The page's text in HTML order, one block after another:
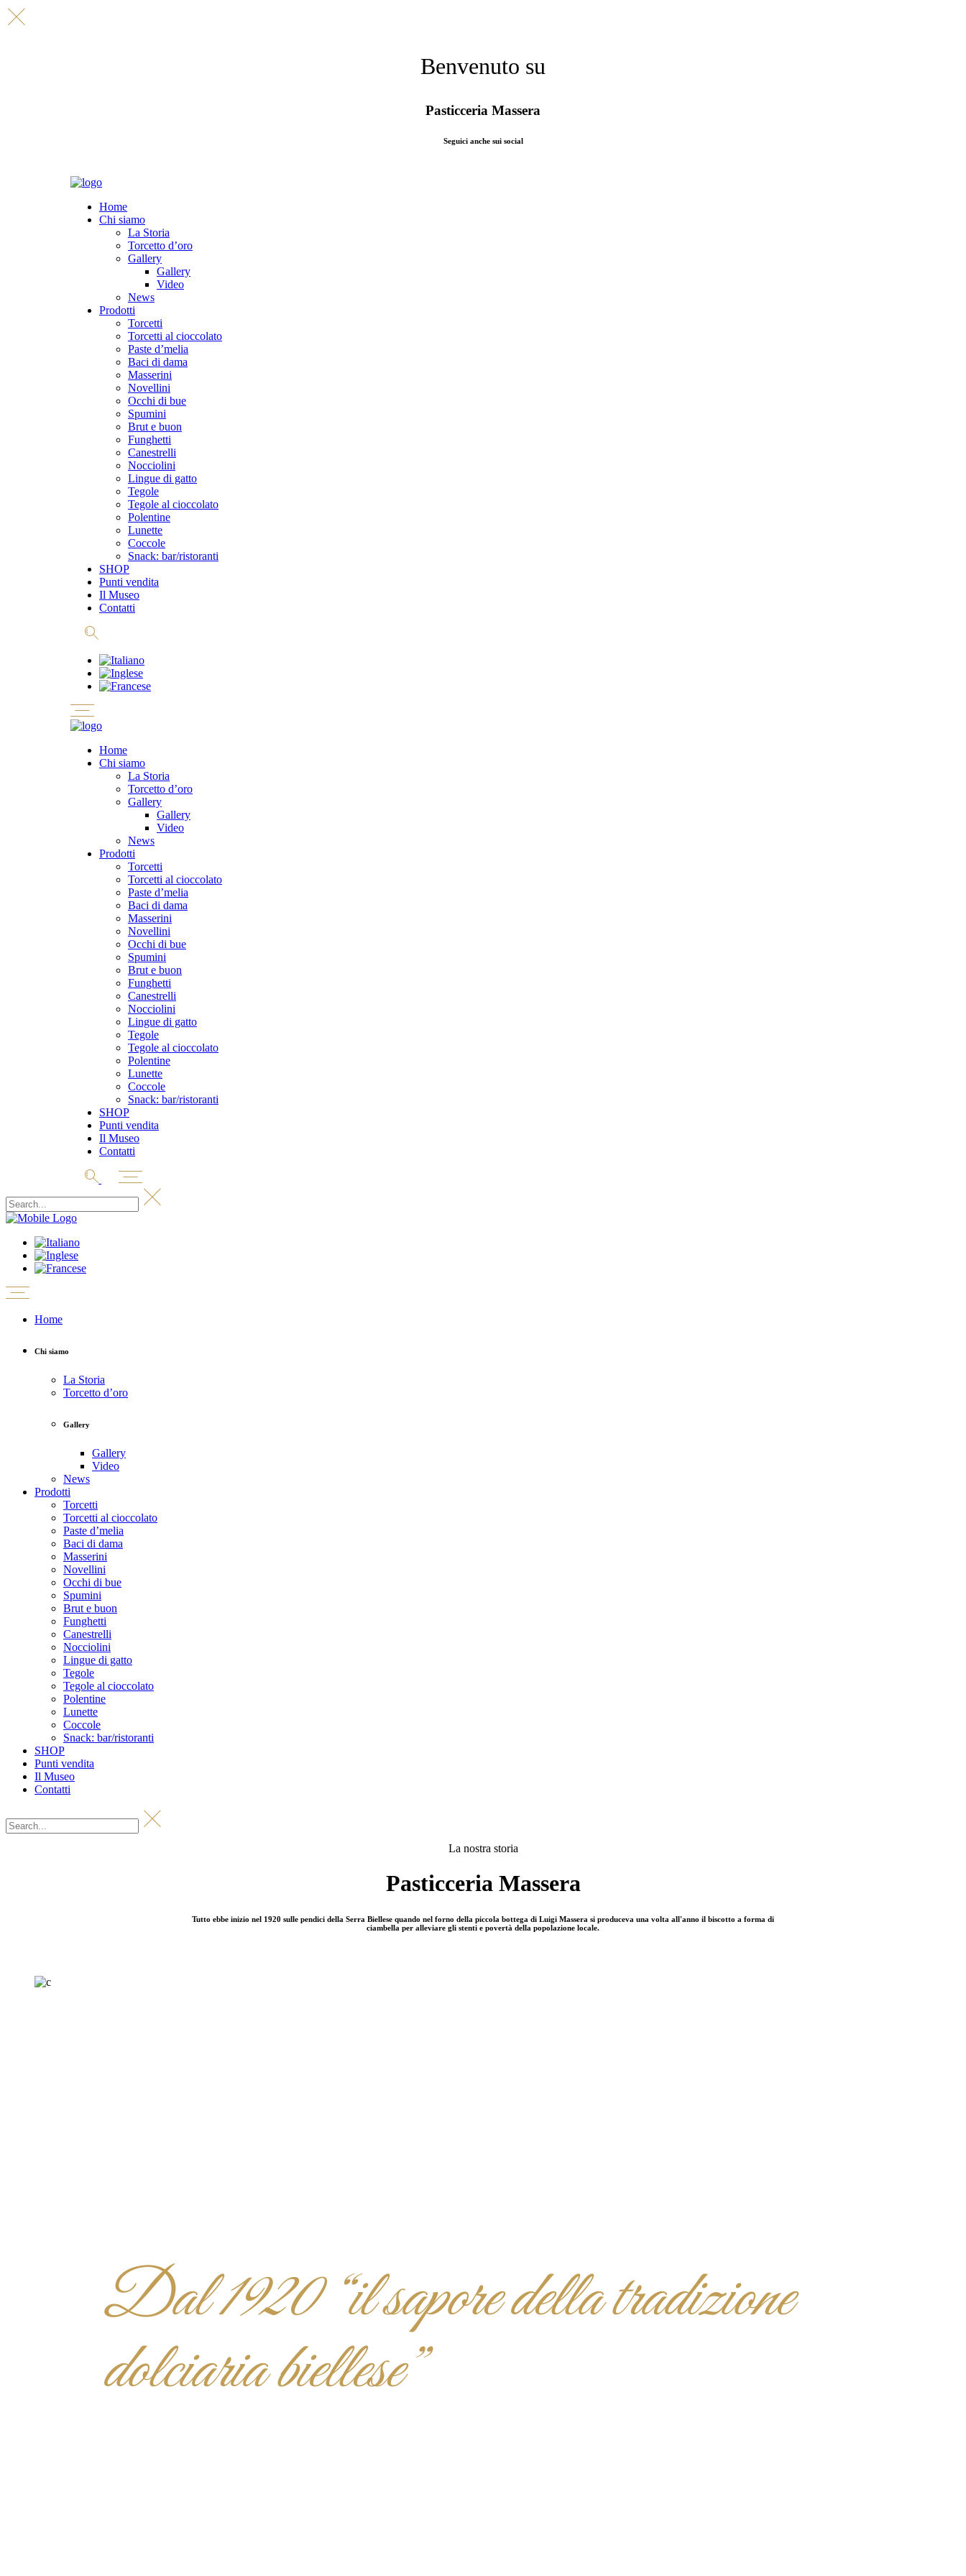
Benvenuto su
Pasticceria Massera
Seguici anche sui social
Home
Chi siamo
La Storia
Torcetto d’oro
Gallery
Gallery
Video
News
Prodotti
Torcetti
Torcetti al cioccolato
Paste d’melia
Baci di dama
Masserini
Novellini
Occhi di bue
Spumini
Brut e buon
Funghetti
Canestrelli
Nocciolini
Lingue di gatto
Tegole
Tegole al cioccolato
Polentine
Lunette
Coccole
Snack: bar/ristoranti
SHOP
Punti vendita
Il Museo
Contatti
Home
Chi siamo
La Storia
Torcetto d’oro
Gallery
Gallery
Video
News
Prodotti
Torcetti
Torcetti al cioccolato
Paste d’melia
Baci di dama
Masserini
Novellini
Occhi di bue
Spumini
Brut e buon
Funghetti
Canestrelli
Nocciolini
Lingue di gatto
Tegole
Tegole al cioccolato
Polentine
Lunette
Coccole
Snack: bar/ristoranti
SHOP
Punti vendita
Il Museo
Contatti
Home
Chi siamo
La Storia
Torcetto d’oro
Gallery
Gallery
Video
News
Prodotti
Torcetti
Torcetti al cioccolato
Paste d’melia
Baci di dama
Masserini
Novellini
Occhi di bue
Spumini
Brut e buon
Funghetti
Canestrelli
Nocciolini
Lingue di gatto
Tegole
Tegole al cioccolato
Polentine
Lunette
Coccole
Snack: bar/ristoranti
SHOP
Punti vendita
Il Museo
Contatti
La nostra storia
Pasticceria Massera
Tutto ebbe inizio nel 1920 sulle pendici della Serra Biellese quando nel forno della piccola bottega di Luigi Massera si produceva una volta all'anno il biscotto a forma di
ciambella per alleviare gli stenti e povertà della popolazione locale.
Dal 1920 “il sapore della tradizione
dolciaria biellese”